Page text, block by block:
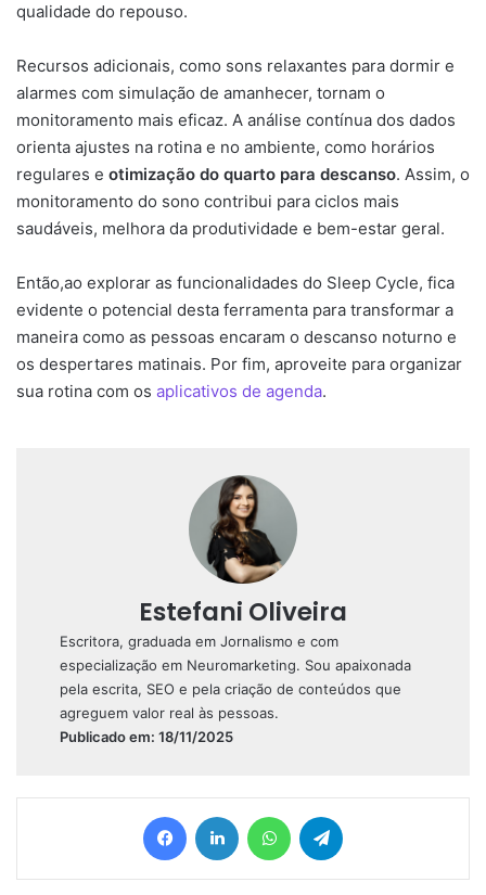
qualidade do repouso.
Recursos adicionais, como sons relaxantes para dormir e
alarmes com simulação de amanhecer, tornam o
monitoramento mais eficaz. A análise contínua dos dados
orienta ajustes na rotina e no ambiente, como horários
regulares e otimização do quarto para descanso. Assim, o
monitoramento do sono contribui para ciclos mais
saudáveis, melhora da produtividade e bem-estar geral.
Então,ao explorar as funcionalidades do Sleep Cycle, fica
evidente o potencial desta ferramenta para transformar a
maneira como as pessoas encaram o descanso noturno e
os despertares matinais. Por fim, aproveite para organizar
sua rotina com os aplicativos de agenda.
Estefani Oliveira
Escritora, graduada em Jornalismo e com
especialização em Neuromarketing. Sou apaixonada
pela escrita, SEO e pela criação de conteúdos que
agreguem valor real às pessoas.
Publicado em: 18/11/2025
FacebookLinkedin WhatsApp